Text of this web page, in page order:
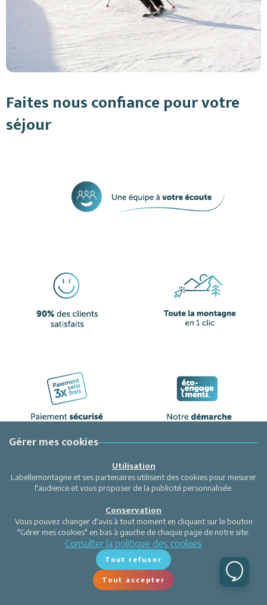
Faites nous confiance pour votre
séjour
Gérer mes cookies
Utilisation
Labellemontagne et ses partenaires utilisent des cookies pour mesurer
l'audience et vous proposer de la publicité personnalisée.
Conservation
Vous pouvez changer d'avis à tout moment en cliquant sur le bouton
"Gérer mes cookies" en bas à gauche de chaque page de notre site.
Consulter la politique des cookies
Tout refuser
Tout accepter